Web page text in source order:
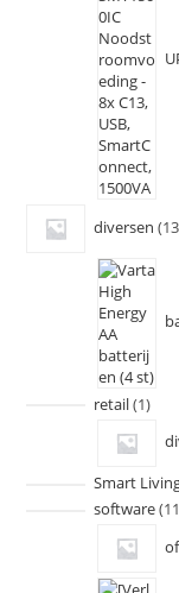
diversen 13
retail 1
Smart
software